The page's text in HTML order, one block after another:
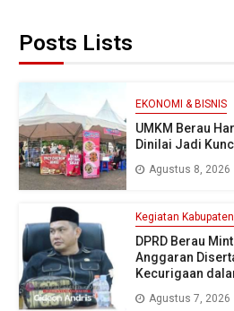
Posts Lists
EKONOMI & BISNIS
UMKM Berau
Dinilai Jadi
Agustus 8, 2026
Kegiatan
DPRD Berau
Anggaran
Kecurigaan
Agustus 7, 2026